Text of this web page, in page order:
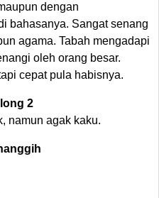
dengan
bahasanya. Sangat senang
agama. Tabah mengadapi
oleh orang besar.
cepat pula habisnya.
2
namun agak kaku.